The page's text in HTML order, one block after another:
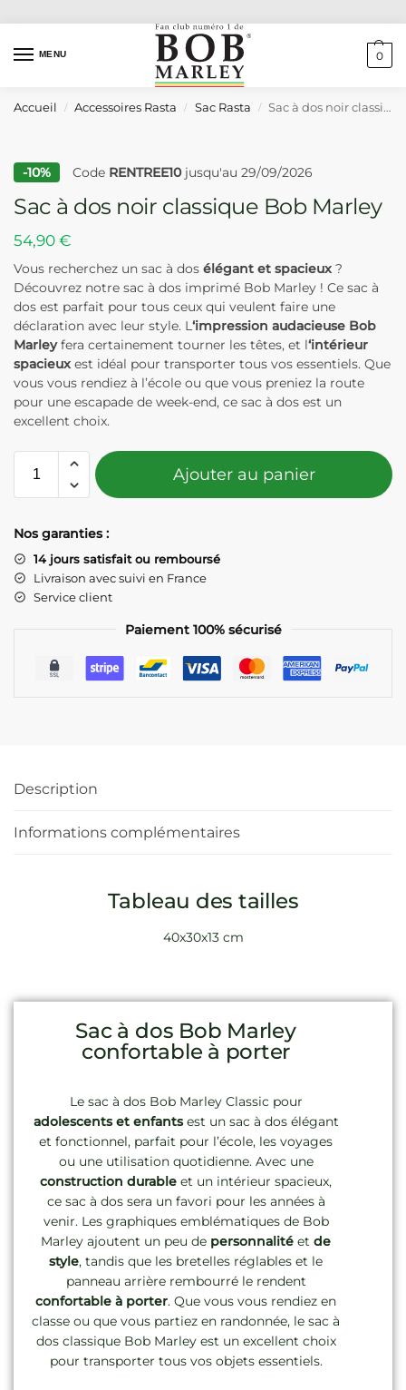
MENU 0
Accueil / Accessoires Rasta / Sac Rasta / Sac à dos noir classique Bob Marley
-10% Code RENTREE10jusqu'au 29/09/2026
Sac à dos noir classique Bob Marley
54,90 €
Vous recherchez un sac à dos élégant et spacieux ?
Découvrez notre sac à dos imprimé Bob Marley ! Ce sac à
dos est parfait pour tous ceux qui veulent faire une
déclaration avec leur style. L‘impression audacieuse Bob
Marleyfera certainement tourner les têtes, et l‘intérieur
spacieux est idéal pour transporter tous vos essentiels. Que
vous vous rendiez à l’école ou que vous preniez la route
pour une escapade de week-end, ce sac à dos est un
excellent choix.
Ajouter au panier
Nos garanties :
14 jours satisfait ou remboursé
Livraison avec suivi en France
Service client
Paiement 100% sécurisé
Description
Informations complémentaires
Tableau des tailles
40x30x13 cm
Sac à dos Bob Marley
confortable à porter
Le sac à dos Bob Marley Classic pour
adolescents et enfantsest un sac à dos élégant
et fonctionnel, parfait pour l’école, les voyages
ou une utilisation quotidienne. Avec une
construction durable et un intérieur spacieux,
ce sac à dos sera un favori pour les années à
venir. Les graphiques emblématiques de Bob
Marley ajoutent un peu de personnalitéetde
style, tandis que les bretelles réglables et le
panneau arrière rembourré le rendent
confortable à porter. Que vous vous rendiez en
classe ou que vous partiez en randonnée, le sac à
dos classique Bob Marley est un excellent choix
pour transporter tous vos objets essentiels.